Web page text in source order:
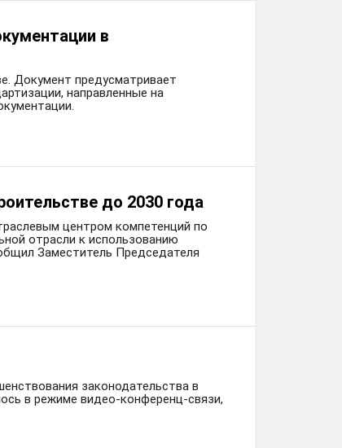
в
Документ предусматривает
направленные на
до 2030 года
центром компетенций по
отрасли к использованию
Заместитель Председателя
законодательства в
в режиме видео-конференц-связи,